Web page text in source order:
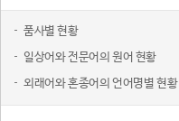
품사별 현황
일상어와 전문어의 원어 현황
외래어와 혼종어의 언어명별 현황